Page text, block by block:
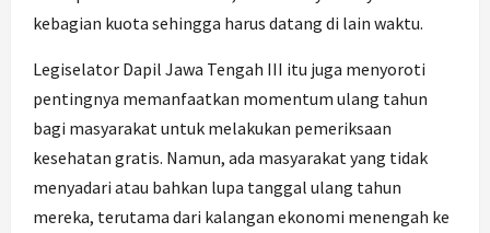
kebagian kuota sehingga harus datang di lain waktu.
Legiselator Dapil Jawa Tengah III itu juga menyoroti
pentingnya memanfaatkan momentum ulang tahun
bagi masyarakat untuk melakukan pemeriksaan
kesehatan gratis. Namun, ada masyarakat yang tidak
menyadari atau bahkan lupa tanggal ulang tahun
mereka, terutama dari kalangan ekonomi menengah ke